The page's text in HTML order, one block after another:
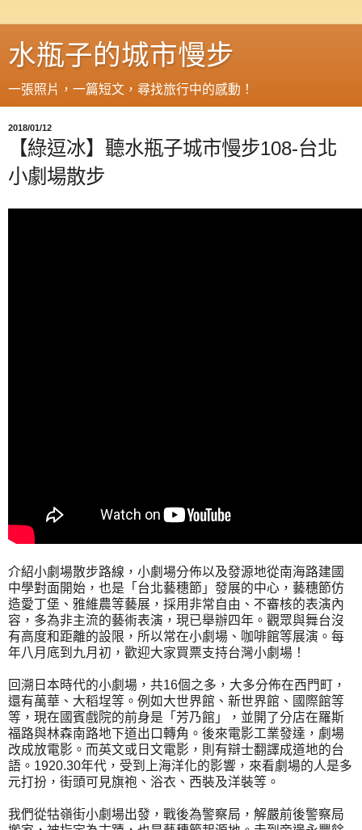
水瓶子的城市慢步
一張照片，一篇短文，尋找旅行中的感動！
2018/01/12
【綠逗冰】聽水瓶子城市慢步108-台北
小劇場散步
介紹小劇場散步路線，小劇場分佈以及發源地從南海路建國
中學對面開始，也是「台北藝穗節」發展的中心，藝穗節仿
造愛丁堡、雅維農等藝展，採用非常自由、不審核的表演內
容，多為非主流的藝術表演，現已舉辦四年。觀眾與舞台沒
有高度和距離的設限，所以常在小劇場、咖啡館等展演。每
年八月底到九月初，歡迎大家買票支持台灣小劇場！
回溯日本時代的小劇場，共16個之多，大多分佈在西門町，
還有萬華、大稻埕等。例如大世界館、新世界館、國際館等
等，現在國賓戲院的前身是「芳乃館」，並開了分店在羅斯
福路與林森南路地下道出口轉角。後來電影工業發達，劇場
改成放電影。而英文或日文電影，則有辯士翻譯成道地的台
語。1920.30年代，受到上海洋化的影響，來看劇場的人是多
元打扮，街頭可見旗袍、浴衣、西裝及洋裝等。
我們從牯嶺街小劇場出發，戰後為警察局，解嚴前後警察局